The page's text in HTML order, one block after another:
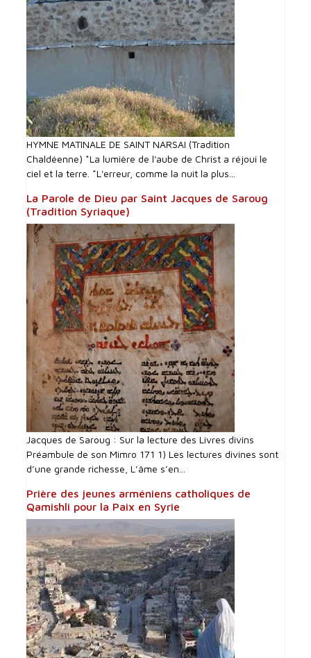
HYMNE MATINALE DE SAINT NARSAI (Tradition
Chaldéenne) *La lumière de l'aube de Christ a réjoui le
ciel et la terre. *L'erreur, comme la nuit la plus...
La Parole de Dieu par Saint Jacques de Saroug
(Tradition Syriaque)
Jacques de Saroug : Sur la lecture des Livres divins
Préambule de son Mimro 171 1) Les lectures divines sont
d’une grande richesse, L’âme s’en...
Prière des jeunes arméniens catholiques de
Qamishli pour la Paix en Syrie